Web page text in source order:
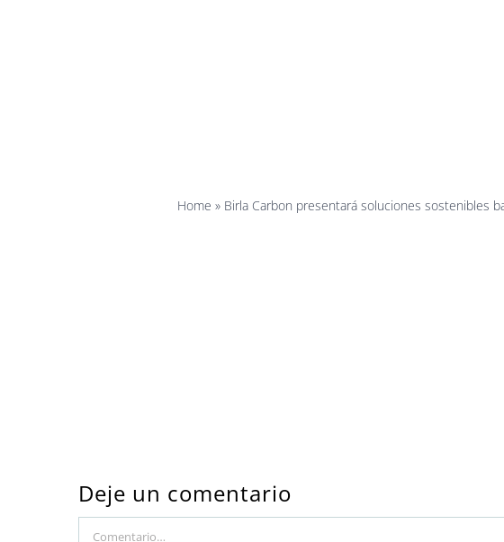
Home » Birla Carbon presentará soluciones sostenibles
Deje un comentario
Comment